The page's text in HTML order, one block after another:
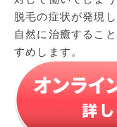
脱毛の症状が発現し
自然に治癒するこ
すめします。